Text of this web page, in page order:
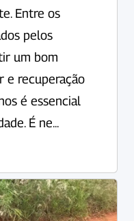
Entre os
pelos
um bom
e recuperação
é essencial
É ne...